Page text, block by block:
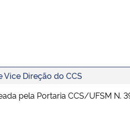
Direção do CCS
pela Portaria CCS/UFSM N.